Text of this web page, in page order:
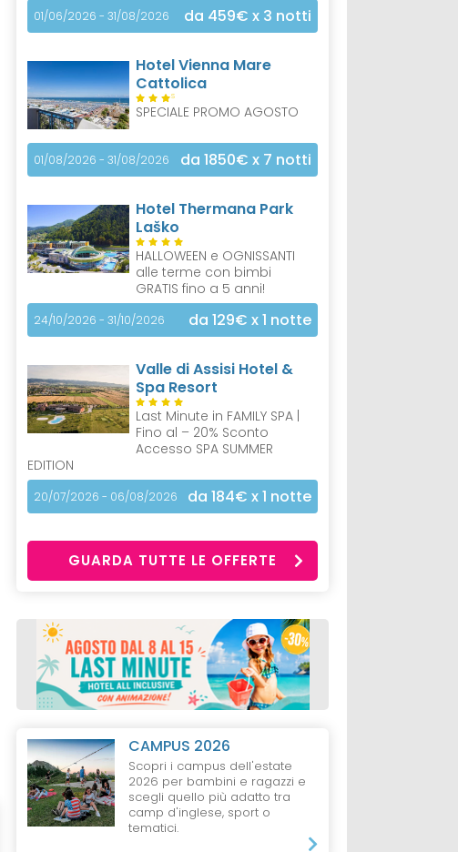
01/06/2026 - 31/08/2026 da 459€ x 3 notti
Hotel Vienna Mare
Cattolica
S
SPECIALE PROMO AGOSTO
01/08/2026 - 31/08/2026 da 1850€ x 7 notti
Hotel Thermana Park
Laško
HALLOWEEN e OGNISSANTI
alle terme con bimbi
GRATIS fino a 5 anni!
24/10/2026 - 31/10/2026 da 129€ x 1 notte
Valle di Assisi Hotel &
Spa Resort
Last Minute in FAMILY SPA |
Fino al – 20% Sconto
Accesso SPA SUMMER
EDITION
20/07/2026 - 06/08/2026 da 184€ x 1 notte
GUARDA TUTTE LE OFFERTE
CAMPUS 2026
Scopri i campus dell'estate
2026 per bambini e ragazzi e
scegli quello più adatto tra
camp d'inglese, sport o
tematici.